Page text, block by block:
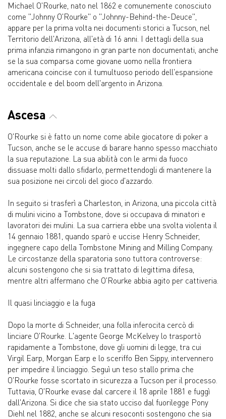
Michael O'Rourke, nato nel 1862 e comunemente conosciuto
come "Johnny O'Rourke" o "Johnny-Behind-the-Deuce",
appare per la prima volta nei documenti storici a Tucson, nel
Territorio dell'Arizona, all'età di 16 anni. I dettagli della sua
prima infanzia rimangono in gran parte non documentati, anche
se la sua comparsa come giovane uomo nella frontiera
americana coincise con il tumultuoso periodo dell'espansione
occidentale e del boom dell'argento in Arizona.
Ascesa
O'Rourke si è fatto un nome come abile giocatore di poker a
Tucson, anche se le accuse di barare hanno spesso macchiato
la sua reputazione. La sua abilità con le armi da fuoco
dissuase molti dallo sfidarlo, permettendogli di mantenere la
sua posizione nei circoli del gioco d'azzardo.
In seguito si trasferì a Charleston, in Arizona, una piccola città
di mulini vicino a Tombstone, dove si occupava di minatori e
lavoratori dei mulini. La sua carriera ebbe una svolta violenta il
14 gennaio 1881, quando sparò e uccise Henry Schneider,
ingegnere capo della Tombstone Mining and Milling Company.
Le circostanze della sparatoria sono tuttora controverse:
alcuni sostengono che si sia trattato di legittima difesa,
mentre altri affermano che O'Rourke abbia agito per cattiveria.
Il quasi linciaggio e la fuga
Dopo la morte di Schneider, una folla inferocita cercò di
linciare O'Rourke. L'agente George McKelvey lo trasportò
rapidamente a Tombstone, dove gli uomini di legge, tra cui
Virgil Earp, Morgan Earp e lo sceriffo Ben Sippy, intervennero
per impedire il linciaggio. Seguì un teso stallo prima che
O'Rourke fosse scortato in sicurezza a Tucson per il processo.
Tuttavia, O'Rourke evase dal carcere il 18 aprile 1881 e fuggì
dall'Arizona. Si dice che sia stato ucciso dal fuorilegge Pony
Diehl nel 1882, anche se alcuni resoconti sostengono che sia